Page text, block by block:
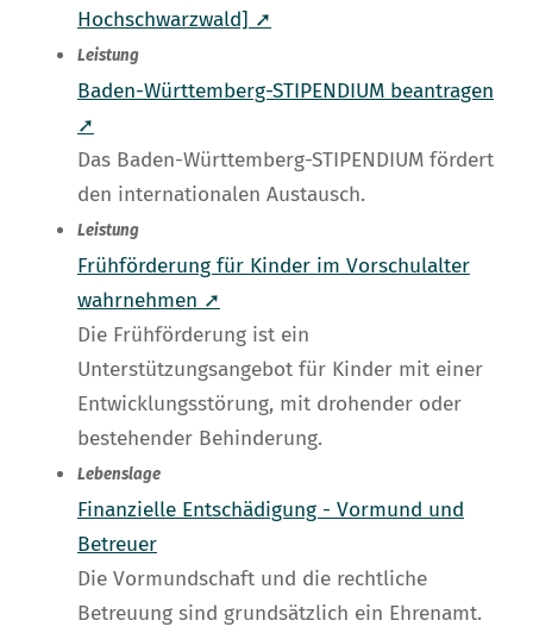
Hochschwarzwald] ➚
Leistung
Baden-Württemberg-STIPENDIUM beantragen
➚
Das Baden-Württemberg-STIPENDIUM fördert
den internationalen Austausch.
Leistung
Frühförderung für Kinder im Vorschulalter
wahrnehmen ➚
Die Frühförderung ist ein
Unterstützungsangebot für Kinder mit einer
Entwicklungsstörung, mit drohender oder
bestehender Behinderung.
Lebenslage
Finanzielle Entschädigung - Vormund und
Betreuer
Die Vormundschaft und die rechtliche
Betreuung sind grundsätzlich ein Ehrenamt.